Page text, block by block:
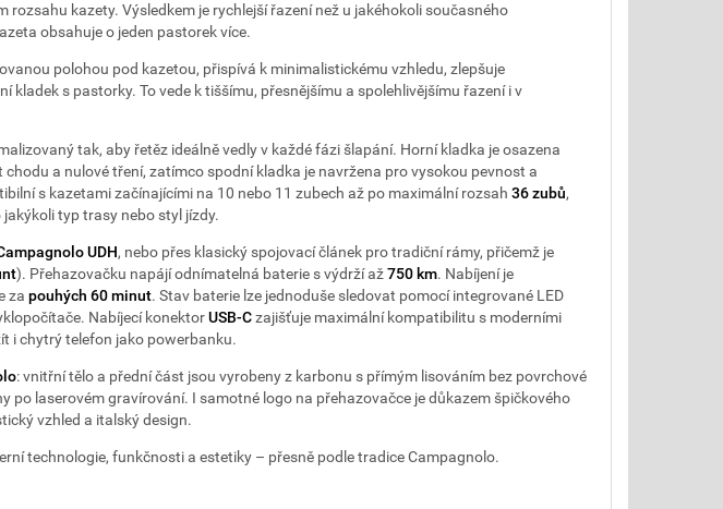
rozsahu kazety. Výsledkem je rychlejší řazení než u jakéhokoli současného
obsahuje o jeden pastorek více.
polohou pod kazetou, přispívá k minimalistickému vzhledu, zlepšuje
kladek s pastorky. To vede k tiššímu, přesnějšímu a spolehlivějšímu řazení i v
tak, aby řetěz ideálně vedly v každé fázi šlapání. Horní kladka je osazena
a nulové tření, zatímco spodní kladka je navržena pro vysokou pevnost a
s kazetami začínajícími na 10 nebo 11 zubech až po maximální rozsah 36 zubů,
typ trasy nebo styl jízdy.
UDH, nebo přes klasický spojovací článek pro tradiční rámy, přičemž je
). Přehazovačku napájí odnímatelná baterie s výdrží až750 km. Nabíjení je
za pouhých 60 minut. Stav baterie lze jednoduše sledovat pomocí integrované LED
Nabíjecí konektorUSB-Czajišťuje maximální kompatibilitu s moderními
i chytrý telefon jako powerbanku.
: vnitřní tělo a přední část jsou vyrobeny z karbonu s přímým lisováním bez povrchové
po laserovém gravírování. I samotné logo na přehazovačce je důkazem špičkového
vzhled a italský design.
technologie, funkčnosti a estetiky – přesně podle tradice Campagnolo.